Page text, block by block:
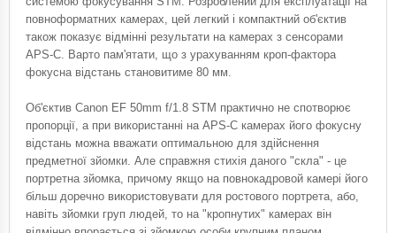
повноформатних камерах, цей легкий і компактний об'єктив
також показує відмінні результати на камерах з сенсорами
APS-C. Варто пам'ятати, що з урахуванням кроп-фактора
фокусна відстань становитиме 80 мм.
Об'єктив Canon EF 50mm f/1.8 STM практично не спотворює
пропорції, а при використанні на APS-C камерах його фокусну
відстань можна вважати оптимальною для здійснення
предметної зйомки. Але справжня стихія даного "скла" - це
портретна зйомка, причому якщо на повнокадровой камері його
більш доречно використовувати для ростового портрета, або,
навіть зйомки груп людей, то на "кропнутих" камерах він